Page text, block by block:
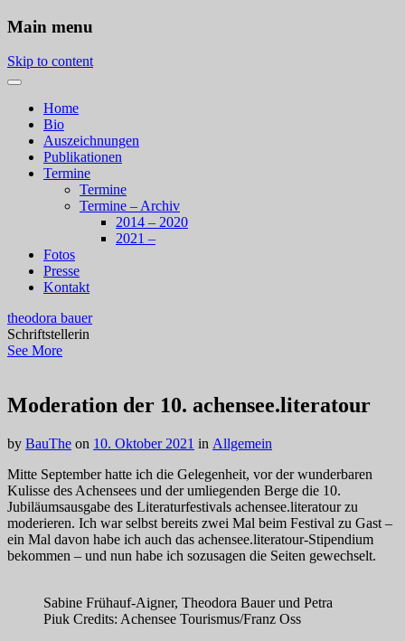
Main menu
Skip to content
Home
Bio
Auszeichnungen
Publikationen
Termine
Termine
Termine – Archiv
2014 – 2020
2021 –
Fotos
Presse
Kontakt
theodora bauer
Schriftstellerin
See More
Moderation der 10. achensee.literatour
by BauThe on 10. Oktober 2021 in Allgemein
Mitte September hatte ich die Gelegenheit, vor der wunderbaren
Kulisse des Achensees und der umliegenden Berge die 10.
Jubiläumsausgabe des Literaturfestivals achensee.literatour zu
moderieren. Ich war selbst bereits zwei Mal beim Festival zu Gast –
ein Mal davon habe ich auch das achensee.literatour-Stipendium
bekommen – und nun habe ich sozusagen die Seiten gewechselt.
Sabine Frühauf-Aigner, Theodora Bauer und Petra
Piuk Credits: Achensee Tourismus/Franz Oss